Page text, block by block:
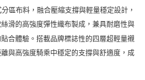
以上)免運費
區布料，融合壓縮支撐與輕量穩定設計，
滑的高強度彈性織布製成，兼具耐磨性與
合體驗。 搭載品牌標誌性的四層超輕量襯
與高強度騎乘中穩定的支撐與舒適度，成